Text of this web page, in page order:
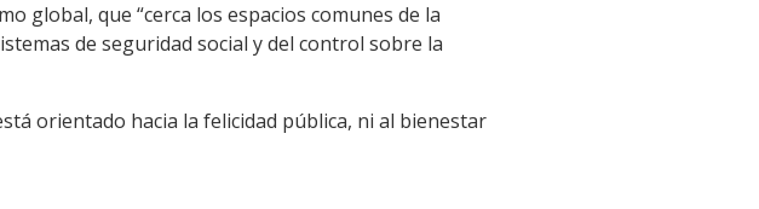
global, que “cerca los espacios comunes de la
de seguridad social y del control sobre la
orientado hacia la felicidad pública, ni al bienestar